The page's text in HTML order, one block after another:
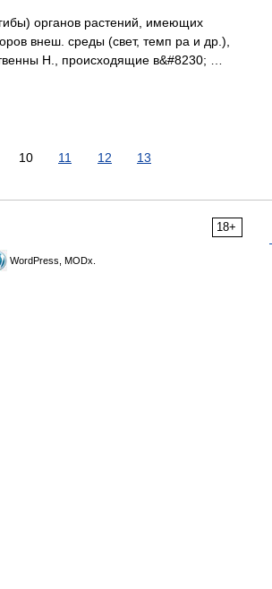
органов растений, имеющих
внеш. среды (свет, темп pa и др.),
Н., происходящие в&#8230; …
10 11 12 13
18+
WordPress, MODx.